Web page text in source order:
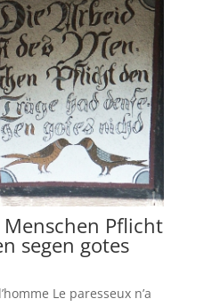
Pflicht
segen gotes
Le paresseux n’a